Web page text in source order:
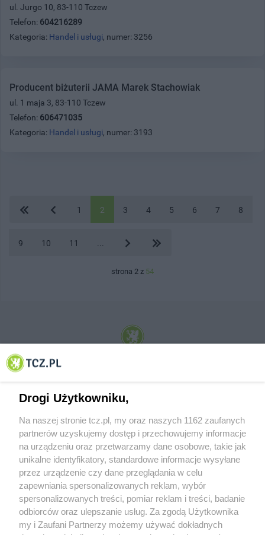
ul. Jurgo 10, 83-110 Tczew
Telefon: 604216289
Kategoria: Handel i usługi, numer: 3256
Producent biżuterii JAMA Marek Stachowiak
ul. 1 maja 3, 83-110 Tczew
Telefon: 606471035
Kategoria: Handel i usługi, numer: 3193
1 2 3 4 5 6 7 8
9 10 11
strona 2 z 54
© 2001-2026 Tczew - TCZ.PL Sp. z o.o. Internetowy Serwis Informacyjny Miasta
O FIRMIE POLITYKA PRYWATNOŚCI HOSTING
REKLAMA WSPÓŁPRACA RSS FACEBOOK KONTAKT
Nasze serwisy
Drogi Użytkowniku,
Na naszej stronie tcz.pl, my oraz naszych 1162 zaufanych
partnerów uzyskujemy dostęp i przechowujemy informacje
na urządzeniu oraz przetwarzamy dane osobowe, takie jak
unikalne identyfikatory, standardowe informacje wysyłane
przez urządzenie czy dane przeglądania w celu
zapewniania spersonalizowanych reklam, wybór
spersonalizowanych treści, pomiar reklam i treści, badanie
odbiorców oraz ulepszanie usług. Za zgodą Użytkownika
my i Zaufani Partnerzy możemy używać dokładnych